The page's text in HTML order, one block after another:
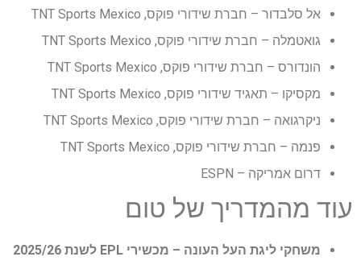
אל סלבדור – חברת שידורי פוקס, TNT Sports Mexico
גואטמלה – חברת שידורי פוקס, TNT Sports Mexico
הונדורס – חברת שידורי פוקס, TNT Sports Mexico
מקסיקו – תאגיד שידורי פוקס, TNT Sports Mexico
ניקרגואה – חברת שידורי פוקס, TNT Sports Mexico
פנמה – חברת שידורי פוקס, TNT Sports Mexico
דרום אמריקה – ESPN
עוד מהמדריך של טום
משחקי ליגת העל העונה – מכשירי EPL לשנת 2025/26